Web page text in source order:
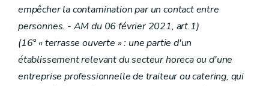
empêcher la contamination par un contact entre
personnes. - AM du 06 février 2021, art.1)
(16° « terrasse ouverte » : une partie d'un
établissement relevant du secteur horeca ou d'une
entreprise professionnelle de traiteur ou catering, qui